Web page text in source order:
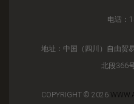
电话：
地址：中国（四川）自由贸
北段366
COPYRIGHT © 2026